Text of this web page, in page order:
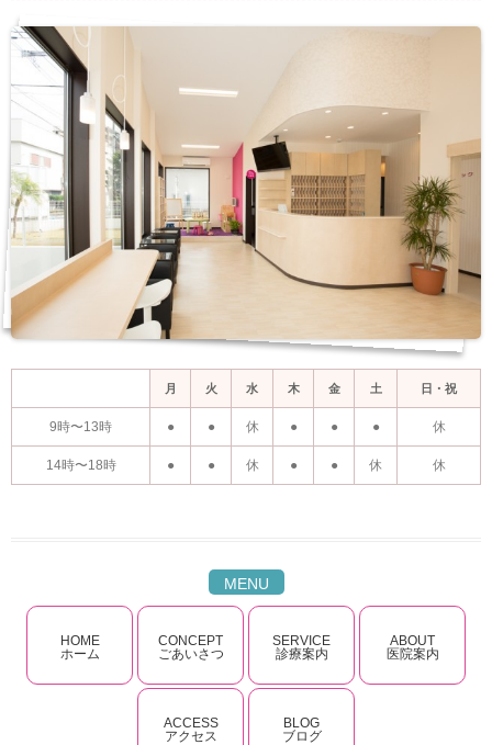
月 火 水 木 金 土 日・祝
9時〜13時 ● ● 休 ● ● ● 休
14時〜18時 ● ● 休 ● ● 休 休
MENU
HOME
ホーム
CONCEPT
ごあいさつ
SERVICE
診療案内
ABOUT
医院案内
ACCESS
アクセス
BLOG
ブログ